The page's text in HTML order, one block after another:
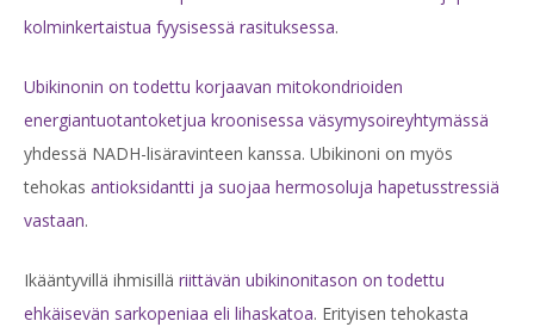
kolminkertaistua fyysisessä rasituksessa.
Ubikinonin on todettu korjaavan mitokondrioiden
energiantuotantoketjua kroonisessa väsymysoireyhtymässä
yhdessä NADH-lisäravinteen kanssa. Ubikinoni on myös
tehokas antioksidantti ja suojaa hermosoluja hapetusstressiä
vastaan.
Ikääntyvillä ihmisillä riittävän ubikinonitason on todettu
ehkäisevän sarkopeniaa eli lihaskatoa. Erityisen tehokasta